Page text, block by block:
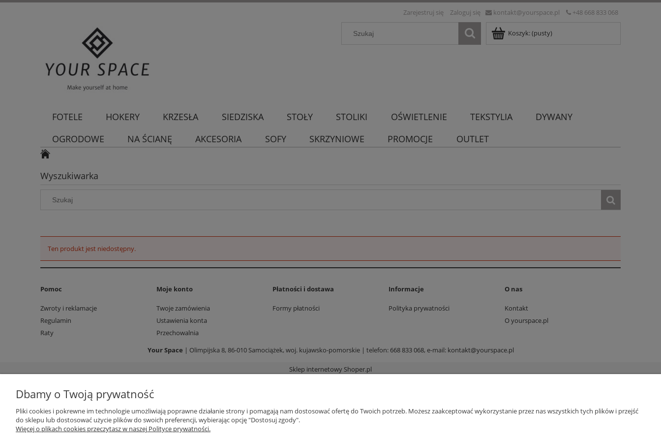
kontakt@yourspace.pl +48 668 833 068
Zarejestruj się Zaloguj się
Koszyk:(pusty)
FOTELE HOKERY KRZESŁA SIEDZISKA STOŁY STOLIKI OŚWIETLENIE TEKSTYLIA
DYWANY
OGRODOWE
NA ŚCIANĘ AKCESORIA SOFY SKRZYNIOWE PROMOCJE OUTLET
Wyszukiwarka
Ten produkt jest niedostępny.
Pomoc
Zwroty i reklamacje
Regulamin
Raty
Moje konto
Twoje zamówienia
Ustawienia konta
Przechowalnia
Płatności i dostawa
Formy płatności
Informacje
Polityka prywatności
O nas
Kontakt
O yourspace.pl
Your Space | Olimpijska 8, 86-010 Samociążek, woj. kujawsko-pomorskie | telefon: 668 833 068, e-mail: kontakt@yourspace.pl
Sklep internetowy Shoper.pl
Dbamy o Twoją prywatność
Pliki cookies i pokrewne im technologie umożliwiają poprawne działanie strony i pomagają nam dostosować ofertę do Twoich potrzeb. Możesz zaakceptować wykorzystanie przez nas wszystkich tych plików i przejść
do sklepu lub dostosować użycie plików do swoich preferencji, wybierając opcję "Dostosuj zgody".
Więcej o plikach cookies przeczytasz w naszej Polityce prywatności.